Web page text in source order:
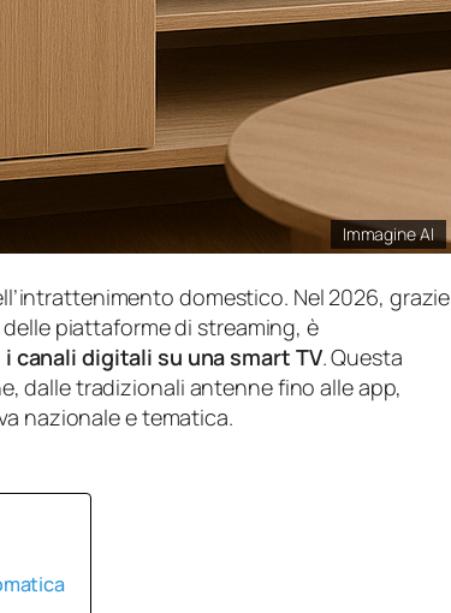
Immagine AI
domestico. Nel 2026, grazie
piattaforme di streaming, è
canali digitali su una smart TV. Questa
dalle tradizionali antenne fino alle app,
nazionale e tematica.